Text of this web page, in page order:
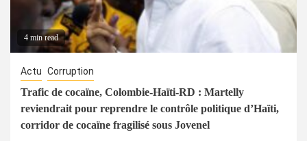
4 min read
Actu Corruption
Trafic de cocaïne, Colombie-Haïti-RD : Martelly
reviendrait pour reprendre le contrôle politique d’Haïti,
corridor de cocaïne fragilisé sous Jovenel